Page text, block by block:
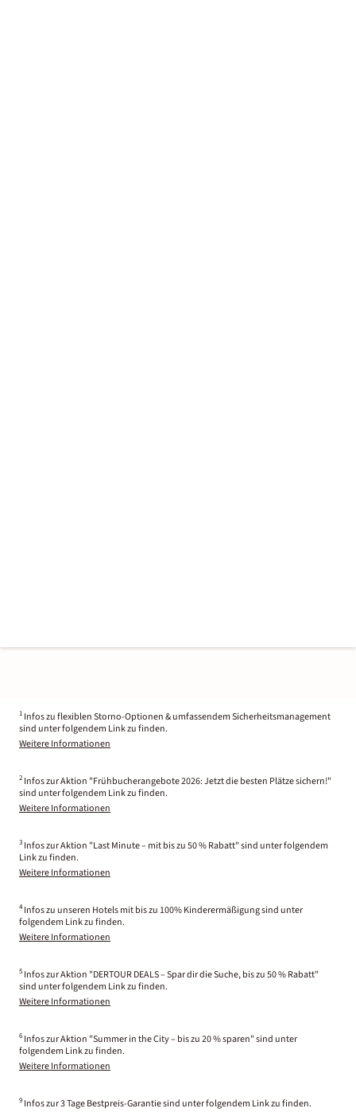
1 Infos zu flexiblen Storno-Optionen & umfassendem Sicherheitsmanagement
sind unter folgendem Link zu finden.
Weitere Informationen
2 Infos zur Aktion "Frühbucherangebote 2026: Jetzt die besten Plätze sichern!"
sind unter folgendem Link zu finden.
Weitere Informationen
3 Infos zur Aktion "Last Minute – mit bis zu 50 % Rabatt" sind unter folgendem
Link zu finden.
Weitere Informationen
4 Infos zu unseren Hotels mit bis zu 100% Kinderermäßigung sind unter
folgendem Link zu finden.
Weitere Informationen
5 Infos zur Aktion "DERTOUR DEALS – Spar dir die Suche, bis zu 50 % Rabatt"
sind unter folgendem Link zu finden.
Weitere Informationen
6 Infos zur Aktion "Summer in the City – bis zu 20 % sparen" sind unter
folgendem Link zu finden.
Weitere Informationen
9 Infos zur 3 Tage Bestpreis-Garantie sind unter folgendem Link zu finden.